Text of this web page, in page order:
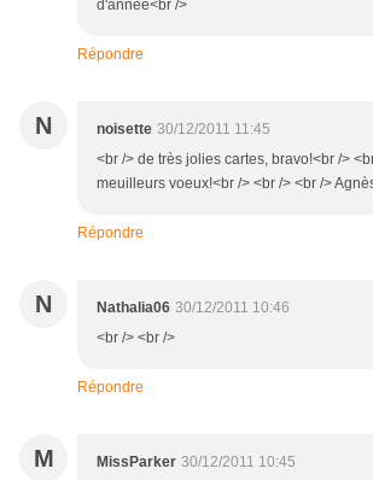
d'année<br />
Répondre
N noisette 30/12/2011 11:45
<br /> de très jolies cartes, bravo!<br />
meuilleurs voeux!<br /> <br /> <br />
Répondre
N Nathalia06 30/12/2011 10:46
<br /> <br />
Répondre
M MissParker 30/12/2011 10:45